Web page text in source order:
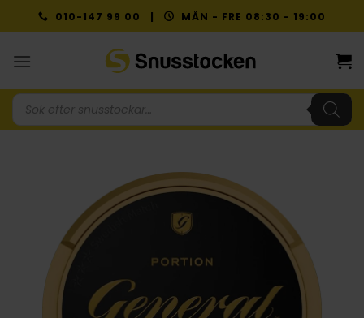
to
010-147 99 00 | MÅN - FRE 08:30 - 19:00
Produktsökning